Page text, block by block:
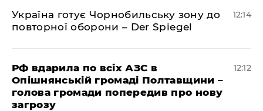
Україна готує Чорнобильську зону до
повторної оборони – Der Spiegel
12:14
РФ вдарила по всіх АЗС в
Опішнянській громаді Полтавщини –
голова громади попередив про нову
загрозу
12:12